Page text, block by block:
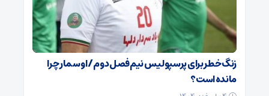
زنگ خطر برای پرسپولیس نیم‌فصل دوم / اوسمار چرا
مانده است؟